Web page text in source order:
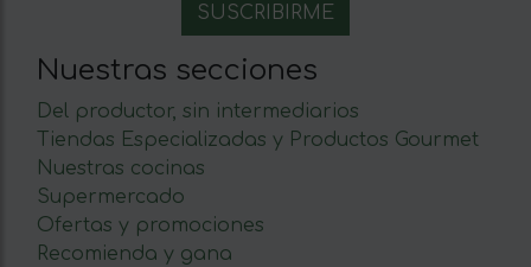
Nuestras secciones
Del productor, sin intermediarios
Tiendas Especializadas y Productos Gourmet
Nuestras cocinas
Supermercado
Ofertas y promociones
Recomienda y gana